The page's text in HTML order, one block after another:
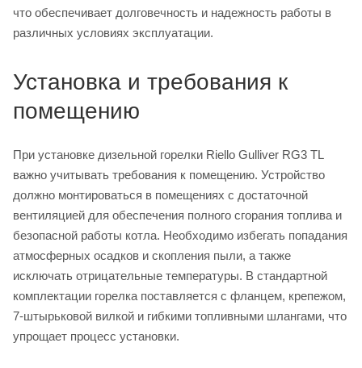
что обеспечивает долговечность и надежность работы в
различных условиях эксплуатации.
Установка и требования к
помещению
При установке дизельной горелки Riello Gulliver RG3 TL
важно учитывать требования к помещению. Устройство
должно монтироваться в помещениях с достаточной
вентиляцией для обеспечения полного сгорания топлива и
безопасной работы котла. Необходимо избегать попадания
атмосферных осадков и скопления пыли, а также
исключать отрицательные температуры. В стандартной
комплектации горелка поставляется с фланцем, крепежом,
7-штырьковой вилкой и гибкими топливными шлангами, что
упрощает процесс установки.